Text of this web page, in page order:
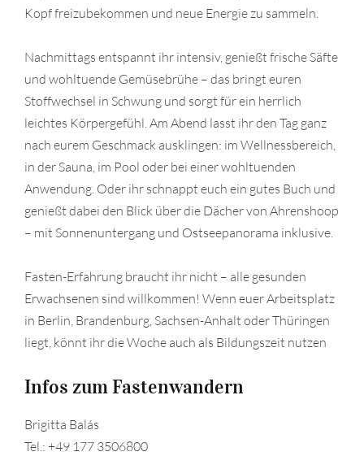
Kopf freizubekommen und neue Energie zu sammeln.
Nachmittags entspannt ihr intensiv, genießt frische Säfte
und wohltuende Gemüsebrühe – das bringt euren
Stoffwechsel in Schwung und sorgt für ein herrlich
leichtes Körpergefühl. Am Abend lasst ihr den Tag ganz
nach eurem Geschmack ausklingen: im Wellnessbereich,
in der Sauna, im Pool oder bei einer wohltuenden
Anwendung. Oder ihr schnappt euch ein gutes Buch und
genießt dabei den Blick über die Dächer von Ahrenshoop
– mit Sonnenuntergang und Ostseepanorama inklusive.
Fasten-Erfahrung braucht ihr nicht – alle gesunden
Erwachsenen sind willkommen! Wenn euer Arbeitsplatz
in Berlin, Brandenburg, Sachsen-Anhalt oder Thüringen
liegt, könnt ihr die Woche auch als Bildungszeit nutzen
Infos zum Fastenwandern
Brigitta Balás
Tel.: +49 177 3506800